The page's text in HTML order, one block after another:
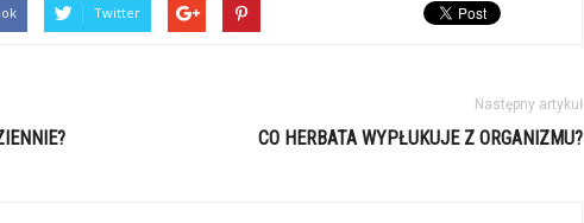
Twitter
Następny artykuł
CO HERBATA WYPŁUKUJE Z ORGANIZMU?